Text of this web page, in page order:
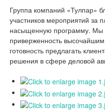
Группа компаний «Тулпар»
участников мероприятий за
насыщенную программу. Мы
приверженность
готовность предлагать
решения в сфере деловой